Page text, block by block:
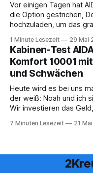
Vor einigen Tagen hat
die Option gestrichen,
hochzuladen, um das
werden, um das
einiger Zeit wurde
Bordguthaben per
1 Minute Lesezeit 29 Mai
Kabinen-Test
Komfort 10001
und Schwächen
Heute wird es bei uns
der weiß: Noah und ich
Wir investieren das
Cocktail an der Bar.
7 Minuten Lesezeit 21